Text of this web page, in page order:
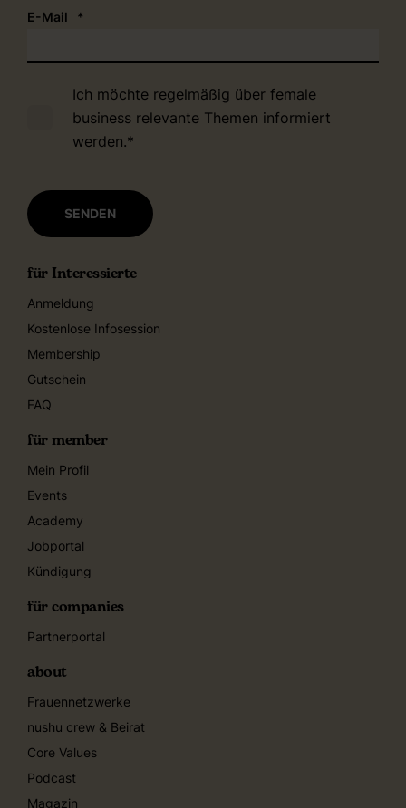
E-Mail *
Ich möchte regelmäßig über female
business relevante Themen informiert
werden.*
für Interessierte
Anmeldung
Kostenlose Infosession
Membership
Gutschein
FAQ
für member
Mein Profil
Events
Academy
Jobportal
Kündigung
für companies
Partnerportal
about
Frauennetzwerke
nushu crew & Beirat
Core Values
Podcast
Magazin